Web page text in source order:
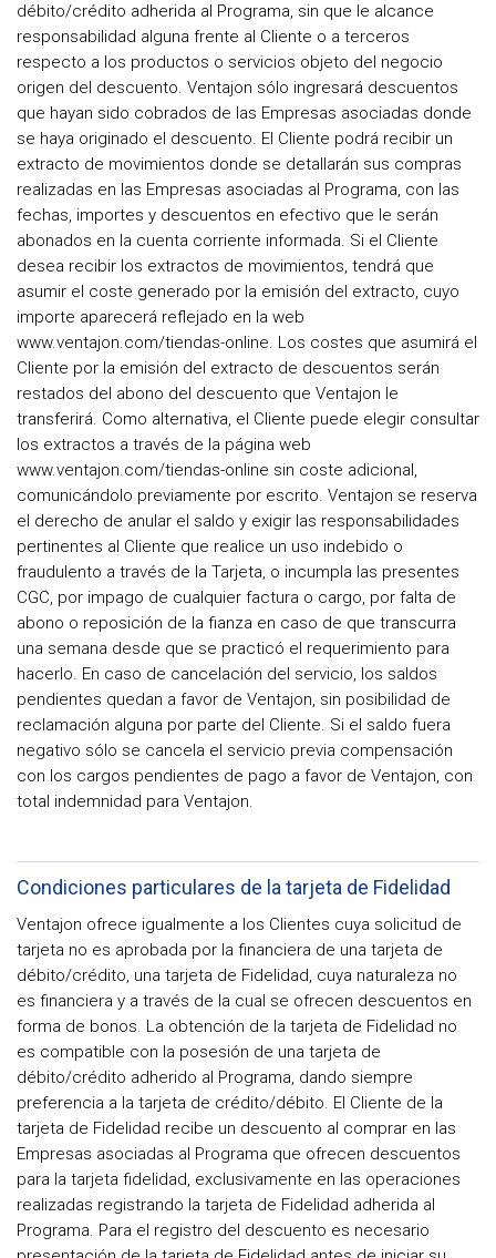
débito/crédito adherida al Programa, sin que le alcance
responsabilidad alguna frente al Cliente o a terceros
respecto a los productos o servicios objeto del negocio
origen del descuento. Ventajon sólo ingresará descuentos
que hayan sido cobrados de las Empresas asociadas donde
se haya originado el descuento. El Cliente podrá recibir un
extracto de movimientos donde se detallarán sus compras
realizadas en las Empresas asociadas al Programa, con las
fechas, importes y descuentos en efectivo que le serán
abonados en la cuenta corriente informada. Si el Cliente
desea recibir los extractos de movimientos, tendrá que
asumir el coste generado por la emisión del extracto, cuyo
importe aparecerá reflejado en la web
www.ventajon.com/tiendas-online. Los costes que asumirá el
Cliente por la emisión del extracto de descuentos serán
restados del abono del descuento que Ventajon le
transferirá. Como alternativa, el Cliente puede elegir consultar
los extractos a través de la página web
www.ventajon.com/tiendas-online sin coste adicional,
comunicándolo previamente por escrito. Ventajon se reserva
el derecho de anular el saldo y exigir las responsabilidades
pertinentes al Cliente que realice un uso indebido o
fraudulento a través de la Tarjeta, o incumpla las presentes
CGC, por impago de cualquier factura o cargo, por falta de
abono o reposición de la fianza en caso de que transcurra
una semana desde que se practicó el requerimiento para
hacerlo. En caso de cancelación del servicio, los saldos
pendientes quedan a favor de Ventajon, sin posibilidad de
reclamación alguna por parte del Cliente. Si el saldo fuera
negativo sólo se cancela el servicio previa compensación
con los cargos pendientes de pago a favor de Ventajon, con
total indemnidad para Ventajon.
Condiciones particulares de la tarjeta de Fidelidad
Ventajon ofrece igualmente a los Clientes cuya solicitud de
tarjeta no es aprobada por la financiera de una tarjeta de
débito/crédito, una tarjeta de Fidelidad, cuya naturaleza no
es financiera y a través de la cual se ofrecen descuentos en
forma de bonos. La obtención de la tarjeta de Fidelidad no
es compatible con la posesión de una tarjeta de
débito/crédito adherido al Programa, dando siempre
preferencia a la tarjeta de crédito/débito. El Cliente de la
tarjeta de Fidelidad recibe un descuento al comprar en las
Empresas asociadas al Programa que ofrecen descuentos
para la tarjeta fidelidad, exclusivamente en las operaciones
realizadas registrando la tarjeta de Fidelidad adherida al
Programa. Para el registro del descuento es necesario